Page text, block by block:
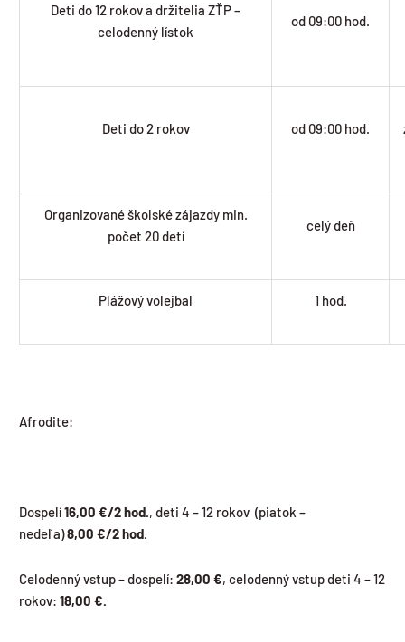
Deti do 12 rokov a držitelia ZŤP –
celodenný lístok
od 09:00 hod.
Deti do 2 rokov od 09:00 hod.
Organizované školské zájazdy min.
počet 20 detí
celý deň
Plážový volejbal 1 hod.
Afrodite:
Dospelí16,00 €/2 hod., deti 4 – 12 rokov (piatok –
nedeľa)8,00 €/2 hod.
Celodenný vstup – dospelí: 28,00 €, celodenný vstup deti 4 – 12
rokov: 18,00 €.